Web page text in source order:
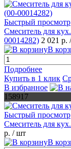
Быстрый просмотр
Смеситель для
00014282) 2 021 р.
В
Подробнее
Купить в 1 клик
В избранное
158917
Быстрый просмотр
Смеситель для
р. / шт
В